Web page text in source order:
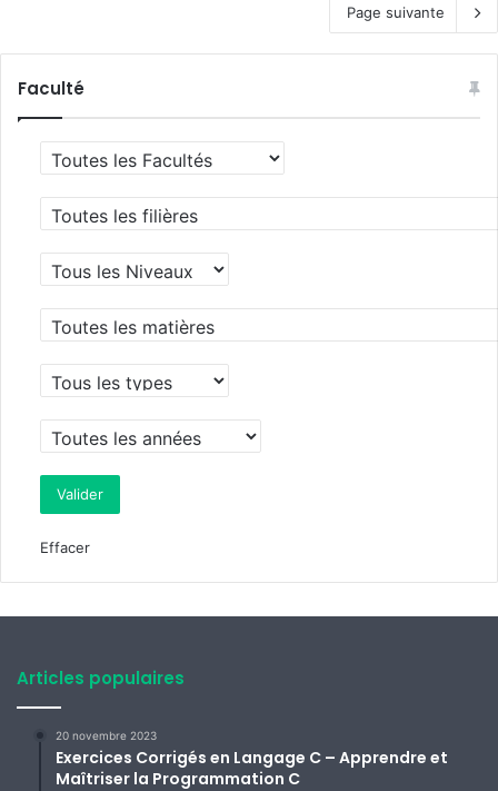
Page suivante
Faculté
Effacer
Articles populaires
20 novembre 2023
Exercices Corrigés en Langage C – Apprendre et
Maîtriser la Programmation C